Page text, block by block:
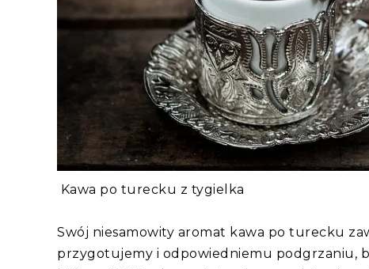
Kawa po turecku z tygielka
Swój niesamowity aromat kawa po turecku
przygotujemy i odpowiedniemu podgrzaniu,